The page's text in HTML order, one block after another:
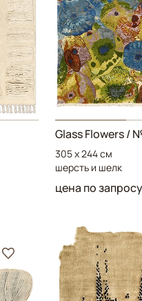
Glass Flowers/
305 x 244 см
шерсть и шелк
цена по запросу